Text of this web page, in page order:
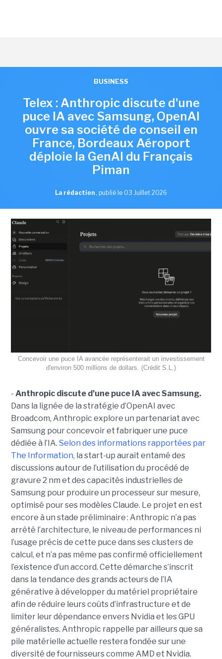
BUSINESS
Telex : Anthropic discute d'une
puce IA avec Samsung, OpenAI
ouvre sa société de conseil en
France, Bordeaux Aéroport
déploie la GenAI du Français
Piman
La rédaction , publié le 03 Juillet 2026
Concevoir une puce IA avancée représenterait un investissement
d'environ 500 millions de dollars. (Crédit S.L.)
- Anthropic discute d’une puce IA avec Samsung.
Dans la lignée de la stratégie d’OpenAI avec
Broadcom, Anthropic explore un partenariat avec
Samsung pour concevoir et fabriquer une puce
dédiée à l’IA. Selon des informations rapportées par
The Information, la start-up aurait entamé des
discussions autour de l’utilisation du procédé de
gravure 2 nm et des capacités industrielles de
Samsung pour produire un processeur sur mesure,
optimisé pour ses modèles Claude. Le projet en est
encore à un stade préliminaire : Anthropic n’a pas
arrêté l’architecture, le niveau de performances ni
l’usage précis de cette puce dans ses clusters de
calcul, et n’a pas même pas confirmé officiellement
l’existence d’un accord. Cette démarche s’inscrit
dans la tendance des grands acteurs de l’IA
générative à développer du matériel propriétaire
afin de réduire leurs coûts d’infrastructure et de
limiter leur dépendance envers Nvidia et les GPU
généralistes. Anthropic rappelle par ailleurs que sa
pile matérielle actuelle restera fondée sur une
diversité de fournisseurs comme AMD et Nvidia.